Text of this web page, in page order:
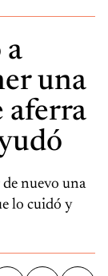
a
una
aferra
nuevo una
lo cuidó y